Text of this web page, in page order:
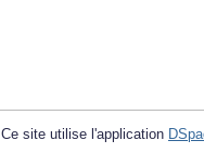
Ce site utilise l'application